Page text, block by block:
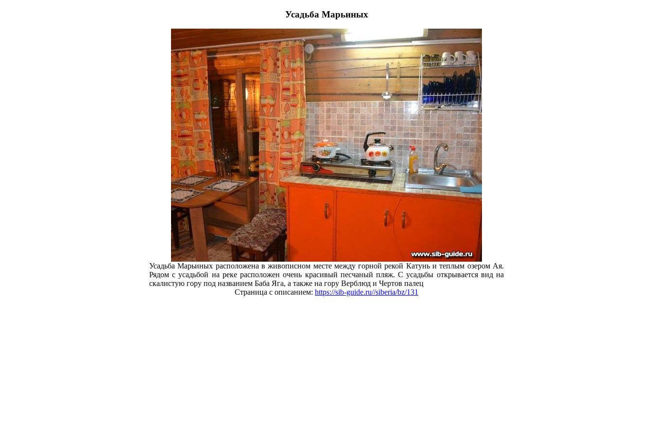
Усадьба Марьиных
Усадьба Марьиных расположена в живописном месте между горной рекой Катунь и теплым озером Ая.
Рядом с усадьбой на реке расположен очень красивый песчаный пляж. С усадьбы открывается вид на
скалистую гору под названием Баба Яга, а также на гору Верблюд и Чертов палец
Страница с описанием: https://sib-guide.ru//siberia/bz/131